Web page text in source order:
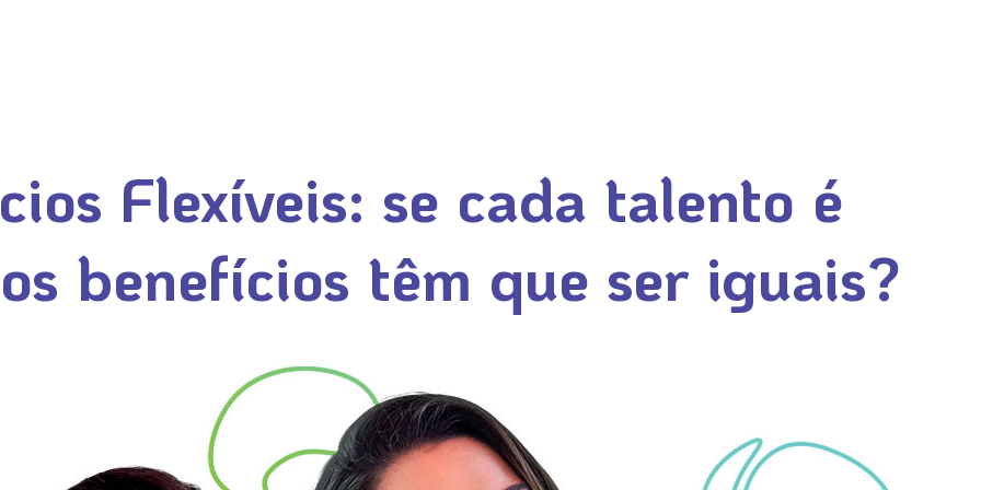
Flexíveis: se cada talento é
benefícios têm que ser iguais?